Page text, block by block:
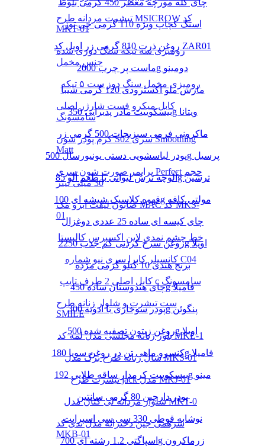
تیشرت مردانه طرح MSICROW کد
MKT-01
رومیزی سه تیکه سنگ دوزی شده
جنس مخمل
رومیزی مخمل سنگ دوز ست ۵ تیکه
کابل میکرو فست شارژر اصلی
سامسونگ
کرم پودر شون S02 سری Smoothing
Matt
پرایمر صورت شون سری Perfect حجم
30 میلی لیتر
صابون لیفت ابرو مک MAC کد MKS-
01
خط چشم نمدی لاین اکسپرس کالیستا
کانسیلر کاپرا سری نیو شماره C04
کابل اصلی 2 طرف تایپ c سامسونگ
ست تیشرت و شلوار زنانه طرح
SMILE
بلوز زنانه مجلسی مدل لمه کد MKL-1
شال زنانه طرح برگ مدل MKS-01
تیشرت طرح jack مدل MKJ-01
شلوار مردانه لی کتان مدل MKT-0
سرهمی جین دخترانه مدل تدی کد
MKB-01
چای کله مورچه معطر 450 گرمی بلوط
اسنک کچاپ ویژه 110 گرمی چی توز
روغن ذرت 810 گرمی زر اویل کد ZAR01
ماست پر چرب 2000g دومینو
مارش ملو اکسترودی 120 گرمی شیبا
بیسکوییت مادر پذیرایی 350g ویتانا
ماکرونی فرمی سبزیجات 500 گرمی زر
پودر لباسشویی دستی یونیورسال 500g پرسیل
آلوچه ترش لیوانی با طعم آلو 85g ترشین
قهوه کلاسیک شیشه ای 100g مولتی کافه
چای کیسه ای ساده 25 عددی دوغزال
روغن سرخ کردنی کم جذب 2250g اویلا
برنج هندی 10 کیلو گرمی مژده
چای هندوستان ساده 450g فامیلا
پودر سوخاری با ادویه 300g پنگوئن
روغن زیتون تصفیه شده 500g اویلا
کنسرو ماهی تن در روغن سویا 180g فامیلا
بیسکوییت کرمدار ساقه طلایی 192g مینو
پودر دارچین 80 گرمی سانتین
نوشابه قوطی 330 سی سی اسپرایت
اسپاگتی 1.2 رشته ای 700g زرماکرون